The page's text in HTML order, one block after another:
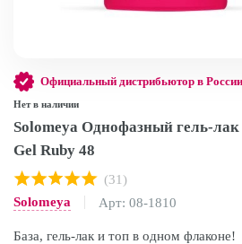
Официальный дистрибьютор в
Нет в наличии
Solomeya Однофазный гель-лак
Gel Ruby 48
(31)
Solomeya
Арт: 08-1810
База, гель-лак и топ в одном флаконе!